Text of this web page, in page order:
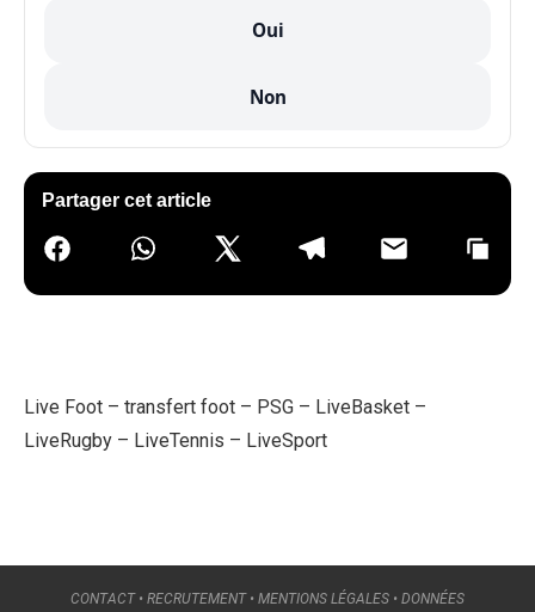
Oui
Non
Partager cet article
Live Foot – transfert foot – PSG – LiveBasket –
LiveRugby – LiveTennis – LiveSport
CONTACT• RECRUTEMENT• MENTIONS LÉGALES • DONNÉES